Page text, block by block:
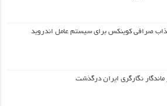
صرافی کوینکس برای سیستم عامل اندروید
ماندگار نگارگری ایران درگذشت